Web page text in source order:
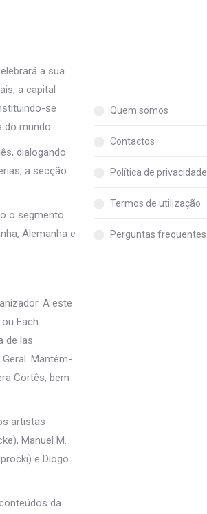
a sua
a capital
se
do mundo.
dialogando
a secção
o segmento
Alemanha e
A este
Each
de las
Mantêm-
Cortês, bem
artistas
Manuel M.
e Diogo
da
Quem somos
Contactos
Política de privacidade
Termos de utilização
Perguntas frequentes